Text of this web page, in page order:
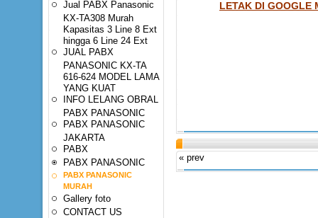
Jual PABX Panasonic
KX-TA308 Murah
Kapasitas 3 Line 8 Ext
hingga 6 Line 24 Ext
JUAL PABX
PANASONIC KX-TA
616-624 MODEL LAMA
YANG KUAT
INFO LELANG OBRAL
PABX PANASONIC
PABX PANASONIC
JAKARTA
PABX
PABX PANASONIC
PABX PANASONIC
MURAH
Gallery foto
CONTACT US
LETAK DI GOOGLE
« prev